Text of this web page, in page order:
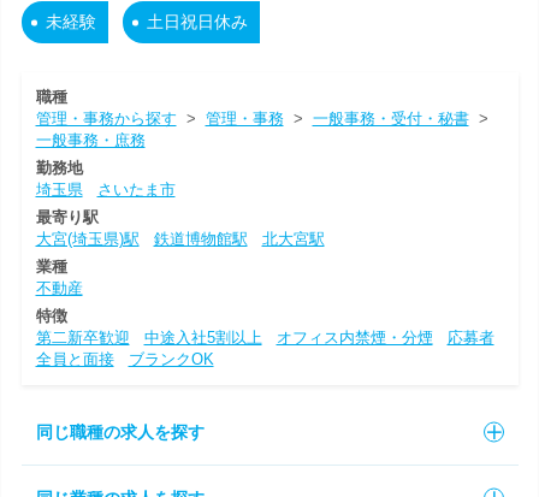
未経験 土日祝日休み
職種
管理・事務から探す > 管理・事務> 一般事務・受付・秘書>
一般事務・庶務
勤務地
埼玉県
さいたま市
最寄り駅
大宮(埼玉県)駅
鉄道博物館駅
北大宮駅
業種
不動産
特徴
第二新卒歓迎
中途入社5割以上 オフィス内禁煙・分煙
応募者
全員と面接
ブランクOK
同じ職種の求人を探す